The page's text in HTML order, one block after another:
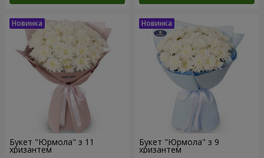
Букет "Юрмола" з 11
хризантем
Букет "Юрмола" з 9
хризантем